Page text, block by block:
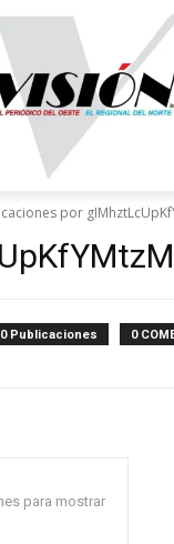
por
0 Publicaciones 0
para mostrar